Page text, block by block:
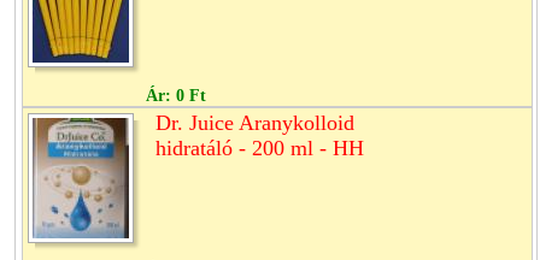
Ár: 0 Ft
Dr. Juice Aranykolloid
hidratáló - 200 ml - HH